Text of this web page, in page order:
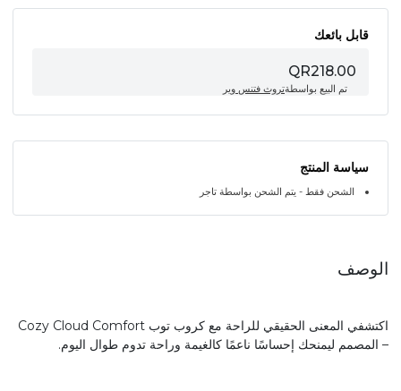
قابل بائعك
QR218.00
تم البيع بواسطةتروث فتنس وير
سياسة المنتج
الشحن فقط - يتم الشحن بواسطة تاجر
الوصف
اكتشفي المعنى الحقيقي للراحة مع كروب توب Cozy Cloud Comfort
– المصمم ليمنحك إحساسًا ناعمًا كالغيمة وراحة تدوم طوال اليوم.